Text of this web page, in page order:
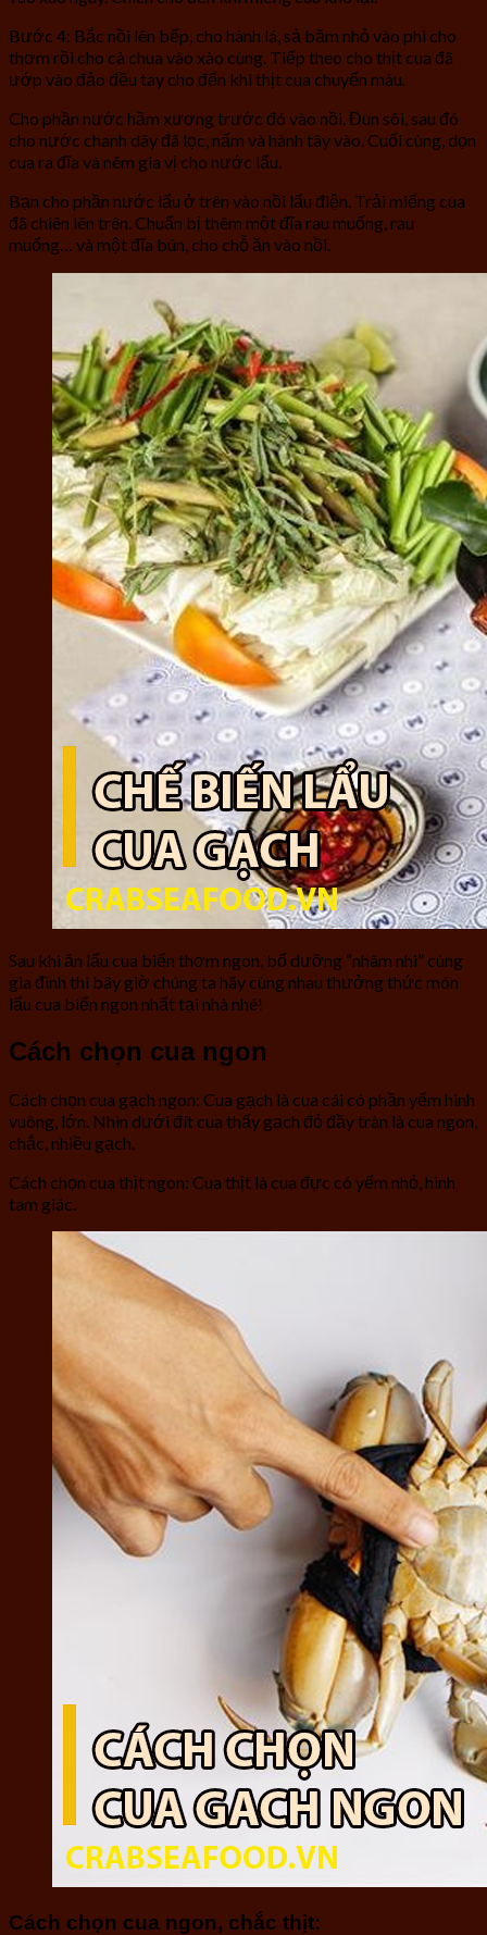
Bước 4: Bắc nồi lên bếp, cho hành lá, sả băm nhỏ vào phi cho
thơm rồi cho cà chua vào xào cùng. Tiếp theo cho thịt cua đã
ướp vào đảo đều tay cho đến khi thịt cua chuyển màu.
Cho phần nước hầm xương trước đó vào nồi. Đun sôi, sau đó
cho nước chanh dây đã lọc, nấm và hành tây vào. Cuối cùng, dọn
cua ra đĩa và nêm gia vị cho nước lẩu.
Bạn cho phần nước lẩu ở trên vào nồi lẩu điện. Trải miếng cua
đã chiên lên trên. Chuẩn bị thêm một đĩa rau muống, rau
muống… và một đĩa bún, cho chỗ ăn vào nồi.
Sau khi ăn lẩu cua biển thơm ngon, bổ dưỡng “nhâm nhi” cùng
gia đình thì bây giờ chúng ta hãy cùng nhau thưởng thức món
lẩu cua biển ngon nhất tại nhà nhé!
Cách chọn cua ngon
Cách chọn cua gạch ngon: Cua gạch là cua cái có phần yếm hình
vuông, lớn. Nhìn dưới đít cua thấy gạch đỏ đầy tràn là cua ngon,
chắc, nhiều gạch.
Cách chọn cua thịt ngon: Cua thịt là cua đực có yếm nhỏ, hình
tam giác.
Cách chọn cua ngon, chắc thịt: